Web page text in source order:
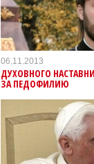
06.11.2013
ДУХОВНОГО
ЗА ПЕДОФИЛИЮ